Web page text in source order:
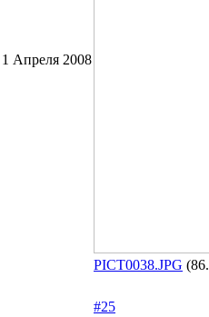
1 Апреля 2008
PICT0038.JPG
#25